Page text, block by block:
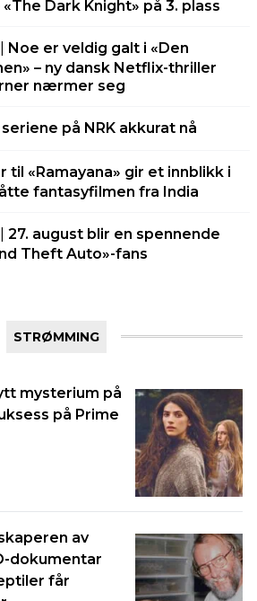
Dark Knight» på 3. plass
Noe er veldig galt i «Den
– ny dansk Netflix-thriller
nærmer seg
på NRK akkurat nå
til «Ramayana» gir et innblikk i
fantasyfilmen fra India
27. august blir en spennende
Theft Auto»-fans
STRØMMING
mysterium på
på Prime
av
dokumentar
får